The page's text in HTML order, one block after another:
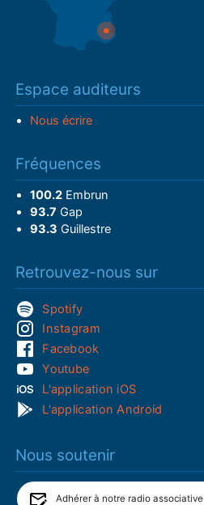
Espace auditeurs
Nous écrire
Fréquences
100.2Embrun
93.7 Gap
93.3 Guillestre
Retrouvez-nous sur
Spotify
Instagram
Facebook
Youtube
L'application iOS
L'application Android
Nous soutenir
Adhérer à notre radio associative